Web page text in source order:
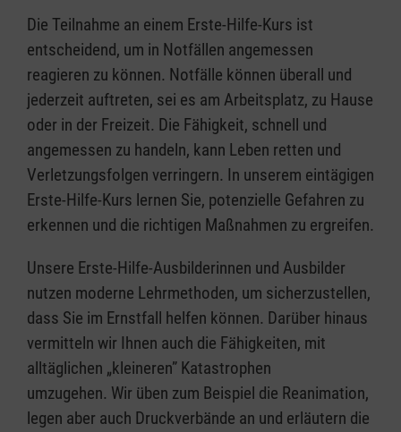
Die Teilnahme an einem Erste-Hilfe-Kurs ist
entscheidend, um in Notfällen angemessen
reagieren zu können. Notfälle können überall und
jederzeit auftreten, sei es am Arbeitsplatz, zu Hause
oder in der Freizeit. Die Fähigkeit, schnell und
angemessen zu handeln, kann Leben retten und
Verletzungsfolgen verringern. In unserem eintägigen
Erste-Hilfe-Kurs lernen Sie, potenzielle Gefahren zu
erkennen und die richtigen Maßnahmen zu ergreifen.
Unsere Erste-Hilfe-Ausbilderinnen und Ausbilder
nutzen moderne Lehrmethoden, um sicherzustellen,
dass Sie im Ernstfall helfen können. Darüber hinaus
vermitteln wir Ihnen auch die Fähigkeiten, mit
alltäglichen „kleineren” Katastrophen
umzugehen. Wir üben zum Beispiel die Reanimation,
legen aber auch Druckverbände an und erläutern die